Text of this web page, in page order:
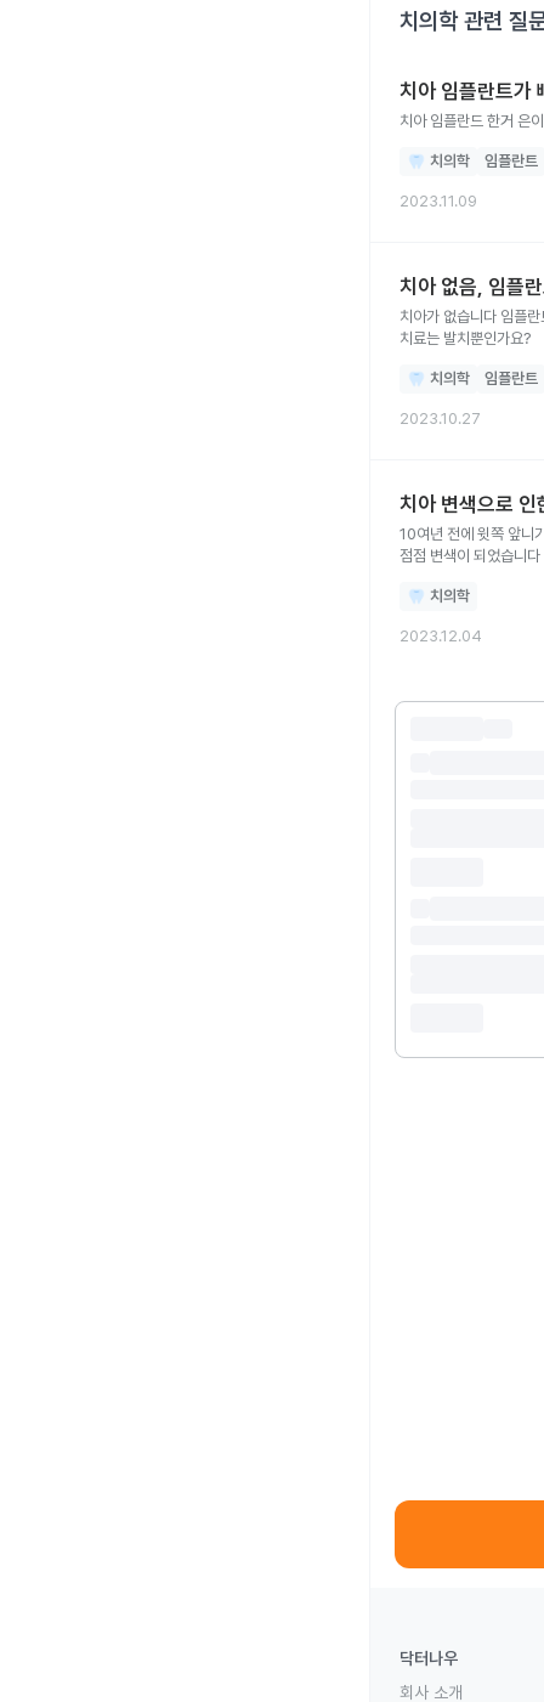
치의학관련 질
치아 임플란트가
치아 임플란드 한거 은
치의학 임플란트
2023.11.09
치아 없음, 임플
치아가 없습니다 임플란트할때 치조골이식이 커스텀 어버트먼트 라는건가
치료는 발치뿐인가요?
치의학 임플란트
2023.10.27
치아 변색으로
10여년 전에 윗쪽 앞니
점점 변색이 되었습니
치의학
2023.12.04
닥터나우
회사 소개